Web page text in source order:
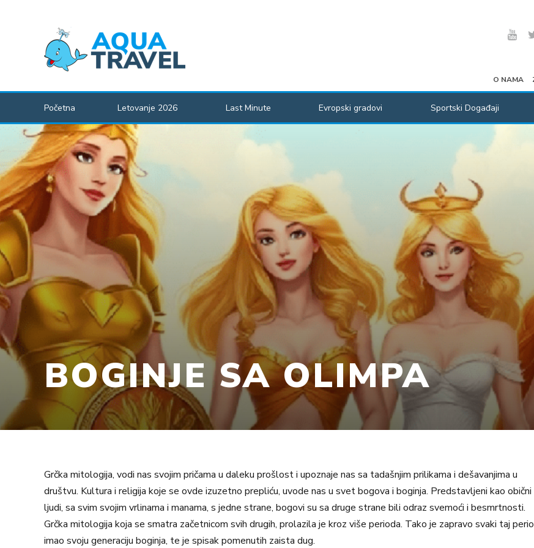
O NAMA
Početna Letovanje 2026 Last Minute Evropski gradovi Sportski Događaji
BOGINJE SA OLIMPA
Grčka mitologija, vodi nas svojim pričama u daleku prošlost i upoznaje nas sa tadašnjim prilikama i dešavanjima u
društvu. Kultura i religija koje se ovde izuzetno prepliću, uvode nas u svet bogova i boginja. Predstavljeni kao obični
ljudi, sa svim svojim vrlinama i manama, s jedne strane, bogovi su sa druge strane bili odraz svemoći i besmrtnosti.
Grčka mitologija koja se smatra začetnicom svih drugih, prolazila je kroz više perioda. Tako je zapravo svaki taj
imao svoju generaciju boginja, te je spisak pomenutih zaista dug.